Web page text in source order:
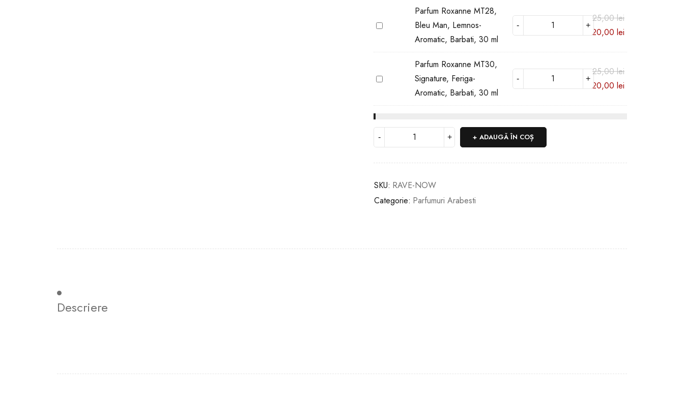
Oriental-
Parfum
Lemnos-
ml
Parfum Roxanne MT28,
Bleu Man, Lemnos-
Aromatic, Barbati, 30 ml
25,00lei
20,00 lei
Parfum
Barbati,
ml
Parfum Roxanne MT30,
Signature, Feriga-
Aromatic, Barbati, 30 ml
25,00lei
20,00 lei
ADAUGĂ ÎN COȘ
SKU: RAVE-NOW
Categorie: Parfumuri Arabesti
Descriere